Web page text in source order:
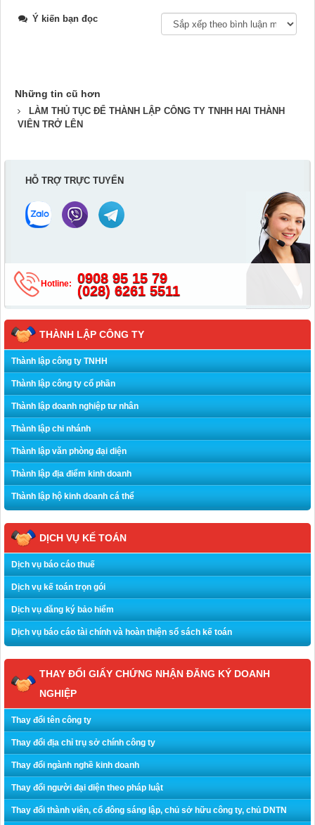
Ý kiến bạn đọc
Những tin cũ hơn
LÀM THỦ TỤC ĐỂ THÀNH LẬP CÔNG TY TNHH HAI THÀNH
VIÊN TRỞ LÊN
HỖ TRỢ TRỰC TUYẾN
Hotline:
0908 95 15 79
(028) 6261 5511
THÀNH LẬP CÔNG TY
Thành lập công ty TNHH
Thành lập công ty cổ phần
Thành lập doanh nghiệp tư nhân
Thành lập chi nhánh
Thành lập văn phòng đại diện
Thành lập địa điểm kinh doanh
Thành lập hộ kinh doanh cá thể
DỊCH VỤ KẾ TOÁN
Dịch vụ báo cáo thuế
Dịch vụ kế toán trọn gói
Dịch vụ đăng ký bảo hiểm
Dịch vụ báo cáo tài chính và hoàn thiện sổ sách kế toán
THAY ĐỔI GIẤY CHỨNG NHẬN ĐĂNG KÝ DOANH
NGHIỆP
Thay đổi tên công ty
Thay đổi địa chỉ trụ sở chính công ty
Thay đổi ngành nghề kinh doanh
Thay đổi người đại diện theo pháp luật
Thay đổi thành viên, cổ đông sáng lập, chủ sở hữu công ty, chủ DNTN